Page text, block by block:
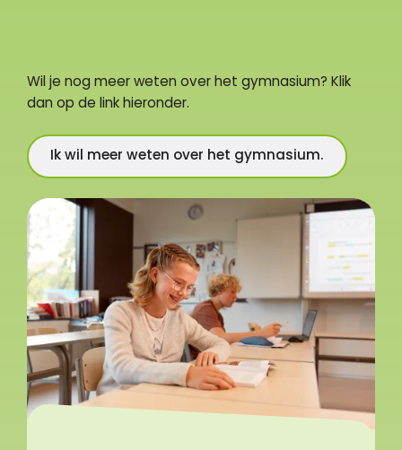
Wil je nog meer weten over het gymnasium? Klik
dan op de link hieronder.
Ik wil meer weten over het gymnasium.